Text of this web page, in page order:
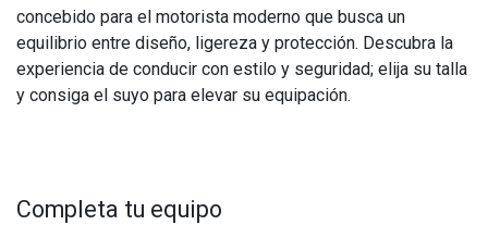
concebido para el motorista moderno que busca un
equilibrio entre diseño, ligereza y protección. Descubra la
experiencia de conducir con estilo y seguridad; elija su talla
y consiga el suyo para elevar su equipación.
Completa tu equipo